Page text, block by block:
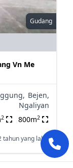
Gudang
Vn Me
Bejen,
Ngaliyan
2 800m2
tahun yang lalu